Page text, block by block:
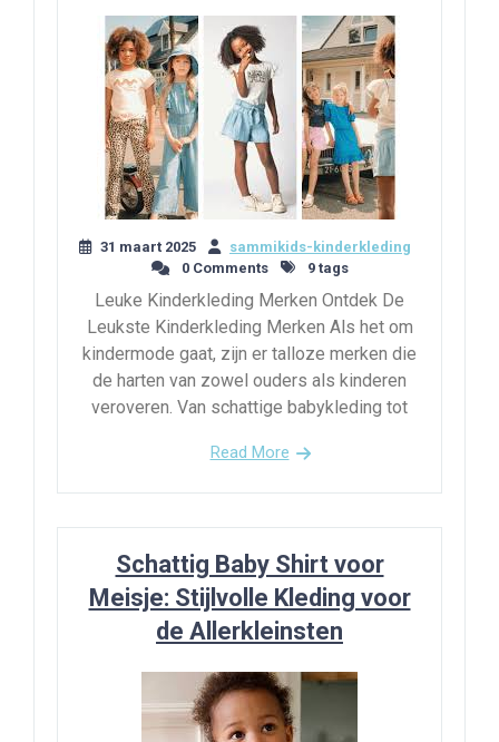
31 maart 2025
sammikids-kinderkleding
0 Comments
9 tags
Leuke Kinderkleding Merken Ontdek De
Leukste Kinderkleding Merken Als het om
kindermode gaat, zijn er talloze merken die
de harten van zowel ouders als kinderen
veroveren. Van schattige babykleding tot
Read More
Schattig Baby Shirt voor
Meisje: Stijlvolle Kleding voor
de Allerkleinsten